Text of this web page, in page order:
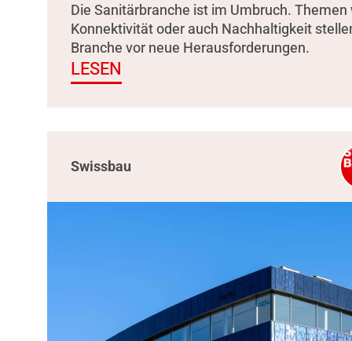
Die Sanitärbranche ist im Umbruch. Themen
Konnektivität oder auch Nachhaltigkeit
Branche vor neue Herausforderungen.
LESEN
Swissbau